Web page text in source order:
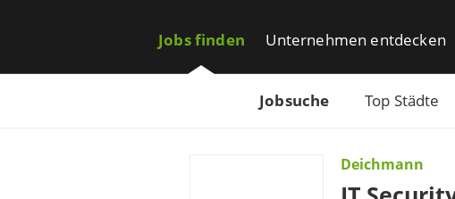
Jobs finden
Jobsuche Top Städte
Unternehmen entdecken
Deichmann